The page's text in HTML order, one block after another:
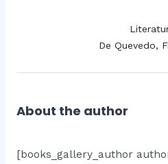
De Quevedo,
About the author
[books_gallery_author